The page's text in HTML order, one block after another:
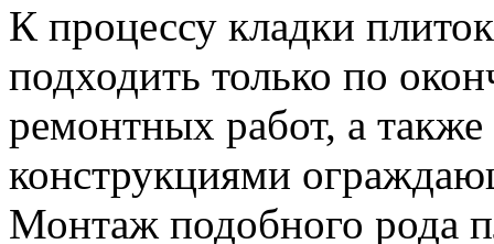
К процессу кладки
подходить только по
ремонтных работ, а
конструкциями
Монтаж подобного рода